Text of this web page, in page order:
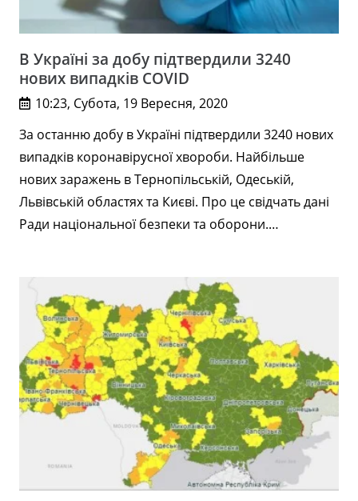
В Україні за добу підтвердили 3240
нових випадків COVID
10:23, Субота, 19 Вересня, 2020
За останню добу в Україні підтвердили 3240 нових
випадків коронавірусної хвороби. Найбільше
нових заражень в Тернопільській, Одеській,
Львівській областях та Києві. Про це свідчать дані
Ради національної безпеки та оборони.…